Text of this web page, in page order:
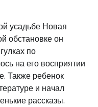
усадьбе Новая
обстановке он
по
на его восприятии
Также ребенок
и начал
рассказы.